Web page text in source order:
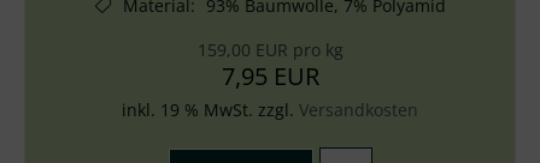
Material: 93% Baumwolle, 7% Polyamid
159,00 EUR pro kg
7,95 EUR
inkl. 19 % MwSt. zzgl. Versandkosten